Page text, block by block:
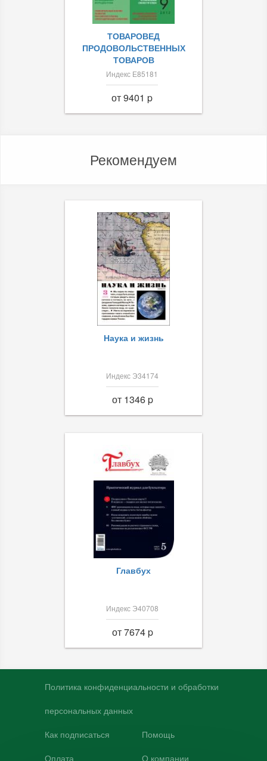
ТОВАРОВЕД
ПРОДОВОЛЬСТВЕННЫХ
ТОВАРОВ
Индекс Е85181
от 9401 p
Рекомендуем
Наука и жизнь
Индекс Э34174
от 1346 p
Главбух
Индекс Э40708
от 7674 p
Политика конфиденциальности и обработки
персональных данных
Как подписаться
Оплата
Помощь
О компании